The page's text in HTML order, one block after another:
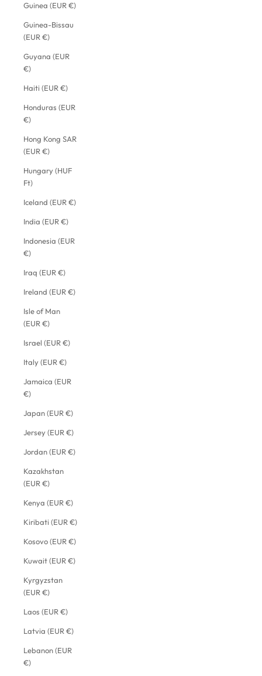
Guinea (EUR €)
Guinea-Bissau
(EUR €)
Guyana (EUR
€)
Haiti (EUR €)
Honduras (EUR
€)
Hong Kong SAR
(EUR €)
Hungary (HUF
Ft)
Iceland (EUR €)
India (EUR €)
Indonesia (EUR
€)
Iraq (EUR €)
Ireland (EUR €)
Isle of Man
(EUR €)
Israel (EUR €)
Italy (EUR €)
Jamaica (EUR
€)
Japan (EUR €)
Jersey (EUR €)
Jordan (EUR €)
Kazakhstan
(EUR €)
Kenya (EUR €)
Kiribati (EUR €)
Kosovo (EUR €)
Kuwait (EUR €)
Kyrgyzstan
(EUR €)
Laos (EUR €)
Latvia (EUR €)
Lebanon (EUR
€)